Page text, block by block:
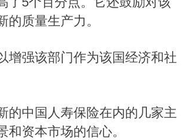
质量生产力。
增强该部门作为该国经济和社
的中国人寿保险在内的几家主
资本市场的信心。